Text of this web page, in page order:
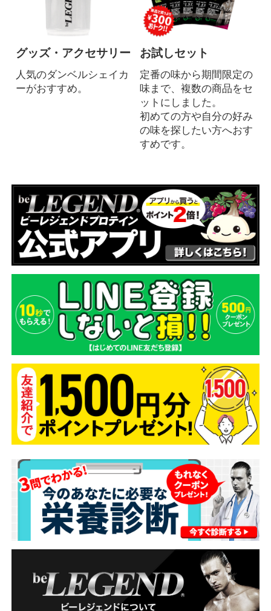
グッズ・アクセサリー
人気のダンベルシェイカ
ーがおすすめ。
お試しセット
定番の味から期間限定の
味まで、複数の商品をセ
ットにしました。
初めての方や自分の好み
の味を探したい方へおす
すめです。